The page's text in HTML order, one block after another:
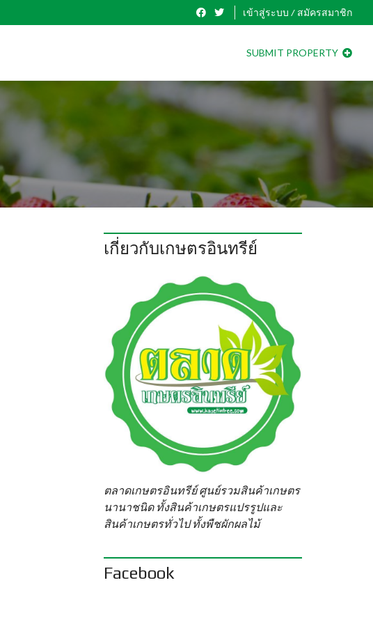
เข้าสู่ระบบ / สมัครสมาชิก
SUBMIT PROPERTY
เกี่ยวกับเกษตรอินทรีย์
ตลาดเกษตรอินทรีย์ ศูนย์รวมสินค้าเกษตร
นานาชนิด ทั้งสินค้าเกษตรแปรรูปและ
สินค้าเกษตรทั่วไป ทั้งพืชผักผลไม้
Facebook